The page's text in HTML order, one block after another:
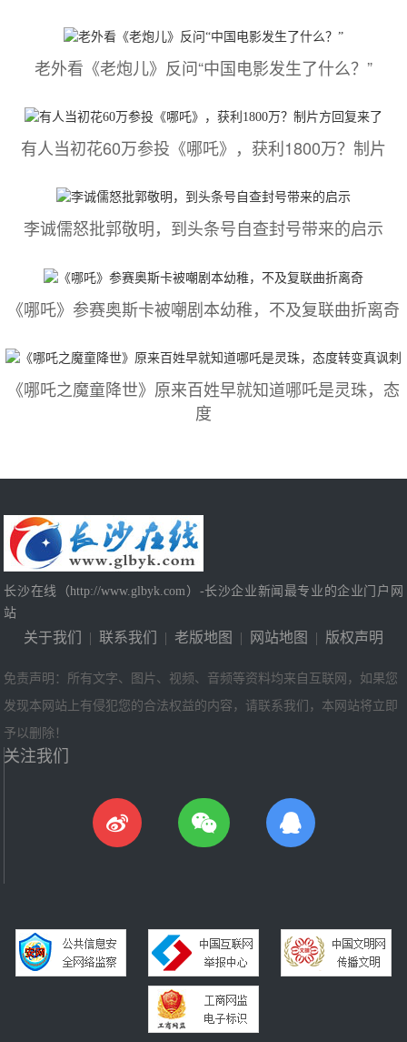
老外看《老炮儿》反问“中国电影发生了什么？”
有人当初花60万参投《哪吒》，获利1800万？制片
李诚儒怒批郭敬明，到头条号自查封号带来的启示
《哪吒》参赛奥斯卡被嘲剧本幼稚，不及复联曲折离奇
《哪吒之魔童降世》原来百姓早就知道哪吒是灵珠，态
度
长沙在线（http://www.glbyk.com）-长沙企业新闻最专业的企业门户网
站
关于我们 | 联系我们 | 老版地图 | 网站地图 | 版权声明
免责声明：所有文字、图片、视频、音频等资料均来自互联网，如果您
发现本网站上有侵犯您的合法权益的内容，请联系我们，本网站将立即
予以删除！
关注我们